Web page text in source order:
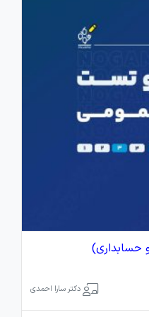
حسابداری)
دکتر سارا احمدی